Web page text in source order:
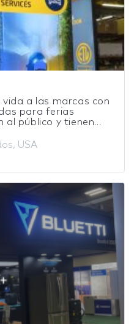
a las marcas con
para ferias
al público y tienen...
USA